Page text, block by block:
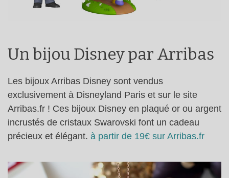
Un bijou Disney par Arribas
Les bijoux Arribas Disney sont vendus
exclusivement à Disneyland Paris et sur le site
Arribas.fr ! Ces bijoux Disney en plaqué or ou argent
incrustés de cristaux Swarovski font un cadeau
précieux et élégant. à partir de 19€ sur Arribas.fr